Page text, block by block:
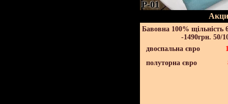
P-01
Бавовна 100% щільність
-1490грн. 50/
двоспальна євро
полуторна євро